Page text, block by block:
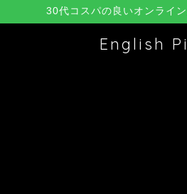
30代コスパの良いオンライ
English